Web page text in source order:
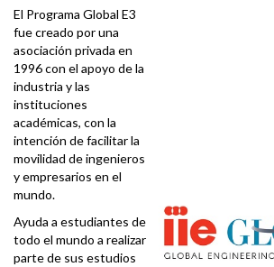
El Programa Global E3
fue creado por una
asociación privada en
1996 con el apoyo de la
industria y las
instituciones
académicas, con la
intención de facilitar la
movilidad de ingenieros
y empresarios en el
mundo.
Ayuda a estudiantes de
todo el mundo a realizar
parte de sus estudios